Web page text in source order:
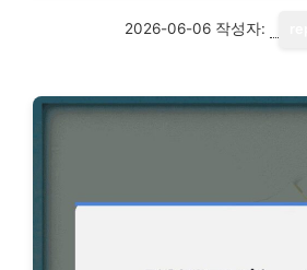
2026-06-06 작성자: